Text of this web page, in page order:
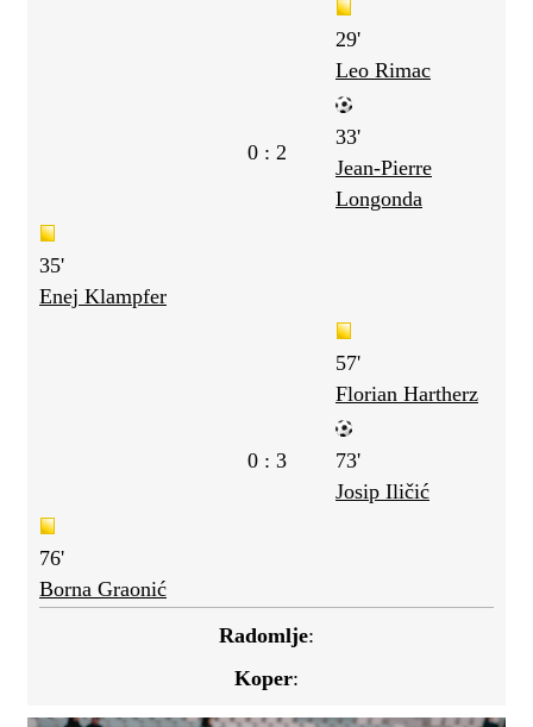
29'
Leo Rimac
0 : 2
33'
Jean-Pierre
Longonda
35'
Enej Klampfer
57'
Florian Hartherz
0 : 3
73'
Josip Iličić
76'
Borna Graonić
Radomlje:
Koper: